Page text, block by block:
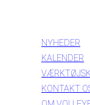
NYHEDER
KALENDER
KONTAKT